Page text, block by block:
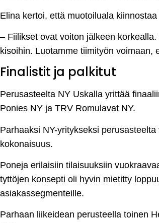
Elina kertoi, että muotoiluala
– Fiilikset ovat voiton jälkeen
kisoihin. Luotamme tiimityön voimaan,
Finalistit ja palkitut
Perusasteelta NY Uskalla yrittää
Ponies NY ja TRV Romulavat NY.
Parhaaksi NY-yritykseksi
kokonaisuus.
Poneja erilaisiin tilaisuuksiin
tyttöjen konsepti oli hyvin mietitty
asiakassegmenteille.
Parhaan liikeidean perusteella toinen